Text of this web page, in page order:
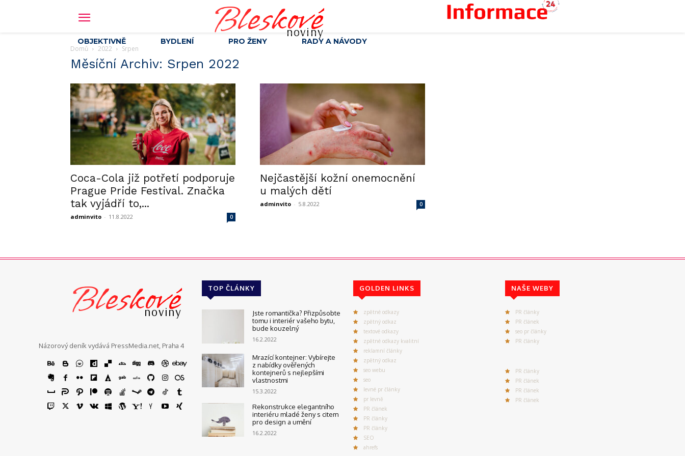
Bleskové
noviny
OBJEKTIVNĚ BYDLENÍ PRO ŽENY RADY A NÁVODY
Domů 2022 Srpen
Měsíční Archiv: Srpen 2022
Coca-Cola již potřetí podporuje
Prague Pride Festival. Značka
tak vyjádří to,...
adminvito - 11.8.2022 0
Nejčastější kožní onemocnění
u malých dětí
adminvito - 5.8.2022 0
Bleskové
noviny
Názorový deník vydává PressMedia.net, Praha 4
TOP ČLÁNKY
Jste romantička? Přizpůsobte
tomu i interiér vašeho bytu,
bude kouzelný
16.2.2022
Mrazící kontejner: Vybírejte
z nabídky ověřených
kontejnerů s nejlepšími
vlastnostmi
15.3.2022
Rekonstrukce elegantního
interiéru mladé ženy s citem
pro design a umění
16.2.2022
GOLDEN LINKS
zpětné odkazy
zpětný odkaz
textové odkazy
zpětné odkazy kvalitní
reklamní články
zpětný odkaz
seo webu
seo
levné pr články
pr levně
PR článek
PR články
PR články
SEO
ahrefs
NAŠE WEBY
PR články
PR článek
seo pr články
PR články
PR články
PR článek
PR článek
PR článek